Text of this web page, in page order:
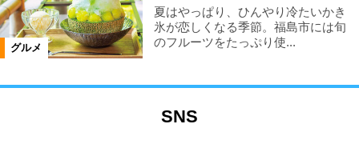
グルメ
夏はやっぱり、ひんやり冷たいかき
氷が恋しくなる季節。福島市には旬
のフルーツをたっぷり使...
SNS